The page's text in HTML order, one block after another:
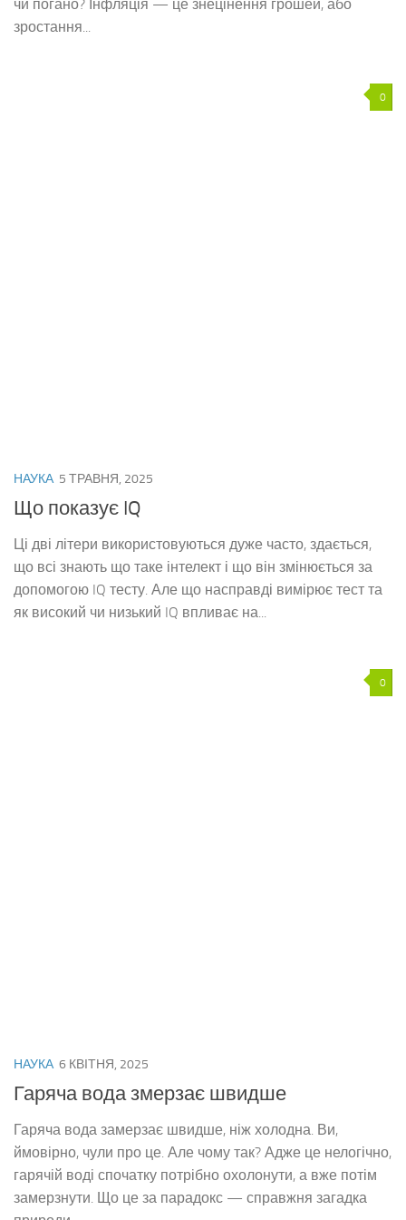
чи погано? Інфляція — це знецінення грошей, або
зростання...
0
НАУКА 5 ТРАВНЯ, 2025
Що показує IQ
Ці дві літери використовуються дуже часто, здається,
що всі знають що таке інтелект і що він змінюється за
допомогою IQ тесту. Але що насправді вимірює тест та
як високий чи низький IQ впливає на...
0
НАУКА 6 КВІТНЯ, 2025
Гаряча вода змерзає швидше
Гаряча вода замерзає швидше, ніж холодна. Ви,
ймовірно, чули про це. Але чому так? Адже це нелогічно,
гарячій воді спочатку потрібно охолонути, а вже потім
замерзнути. Що це за парадокс — справжня загадка